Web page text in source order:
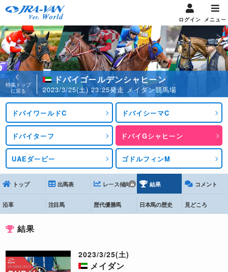
ログイン メニュー
特集トップ
に戻る
ドバイゴールデンシャヒーン
2023/3/25(土) 23:25発走 メイダン競馬場
ドバイワールドC ドバイシーマC
ドバイターフ ドバイGシャヒーン
UAEダービー ゴドルフィンM
トップ 出馬表 レース傾向 結果 コメント
沿革 注目馬 歴代優勝馬 日本馬の歴史 見どころ
結果
2023/3/25(土)
メイダン